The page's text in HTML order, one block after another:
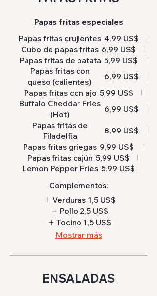
Papas fritas especiales
Papas fritas crujientes 4,99 US$
Cubo de papas fritas 6,99 US$
Papas fritas de batata 5,99 US$
Papas fritas con
queso (calientes)
6,99 US$
Papas fritas con ajo 5,99 US$
Buffalo Cheddar Fries
(Hot)
6,99 US$
Papas fritas de
Filadelfia
8,99 US$
Papas fritas griegas 9,99 US$
Papas fritas cajún 5,99 US$
Lemon Pepper Fries 5,99 US$
Complementos:
Verduras 1,5 US$
Pollo 2,5 US$
Tocino 1,5 US$
Mostrar más
ENSALADAS